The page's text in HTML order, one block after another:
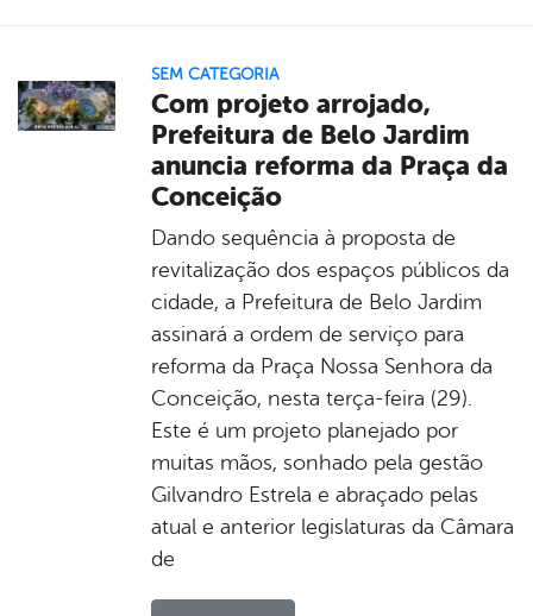
SEM CATEGORIA
Com projeto arrojado,
Prefeitura de Belo Jardim
anuncia reforma da Praça da
Conceição
Dando sequência à proposta de
revitalização dos espaços públicos da
cidade, a Prefeitura de Belo Jardim
assinará a ordem de serviço para
reforma da Praça Nossa Senhora da
Conceição, nesta terça-feira (29).
Este é um projeto planejado por
muitas mãos, sonhado pela gestão
Gilvandro Estrela e abraçado pelas
atual e anterior legislaturas da Câmara
de